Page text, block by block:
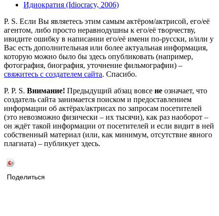
Идиократия (Idiocracy, 2006)
P. S. Если Вы являетесь этим самым актёром/актрисой, его/её
агентом, либо просто неравнодушны к его/её творчеству,
ивидите ошибку в написании его/её имени по-русски, и/или у
Вас есть дополнительная или более актуальная информация,
которую можно было бы здесь опубликовать (например,
фотография, биография, уточнение фильмографии) –
свяжитесь с создателем сайта. Спасибо.
P. P. S. Внимание! Предыдущий абзац вовсе не означает, что
создатель сайта занимается поиском и предоставлением
информации об актёрах/актрисах по запросам посетителей
(это невозможно физически – их тысячи), как раз наоборот –
он ждёт такой информации от посетителей и если видит в ней
собственный материал (или, как минимум, отсутствие явного
плагиата) – публикует здесь.
Поделиться